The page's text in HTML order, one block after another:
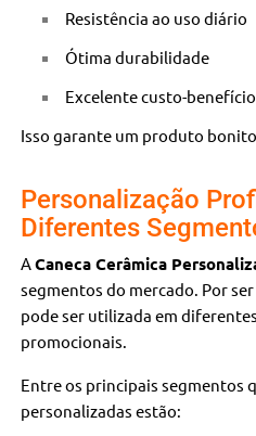
Resistência ao uso diário
Ótima durabilidade
Excelente custo-benefício
Isso garante um produto
Personalização
Diferentes
ACaneca Cerâmica
segmentos do mercado. Por
pode ser utilizada em
promocionais.
Entre os principais segmentos
personalizadas estão: